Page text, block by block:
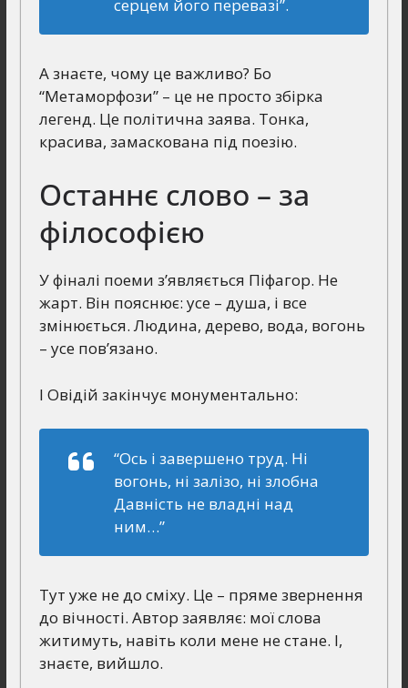
серцем його перевазі”.
А знаєте, чому це важливо? Бо
“Метаморфози” – це не просто збірка
легенд. Це політична заява. Тонка,
красива, замаскована під поезію.
Останнє слово – за
філософією
У фіналі поеми з’являється Піфагор. Не
жарт. Він пояснює: усе – душа, і все
змінюється. Людина, дерево, вода, вогонь
– усе пов’язано.
І Овідій закінчує монументально:
“Ось і завершено труд. Ні
вогонь, ні залізо, ні злобна
Давність не владні над
ним…”
Тут уже не до сміху. Це – пряме звернення
до вічності. Автор заявляє: мої слова
житимуть, навіть коли мене не стане. І,
знаєте, вийшло.